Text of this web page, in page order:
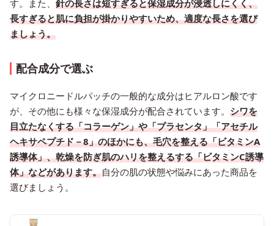
す。また、 針の長さは短すぎると保湿成分が浸透しにくく、
長すぎると肌に負担が掛かりやすいため、適度な長さを選び
ましょう。
配合成分で選ぶ
マイクロニードルパッチの一般的な成分はヒアルロン酸です
が、その他にも様々な保湿成分が配合されています。 シワを
目立たなくする「コラーゲン」や「プラセンタ」「アセチル
ヘキサペプチド－8」のほかにも、毛穴を整える「ビタミンA
誘導体」、乾燥を防ぎ肌のハリを整えるする「ビタミンC誘導
体」などがあります。自分の肌の状態や悩みにあった商品を
選びましょう。